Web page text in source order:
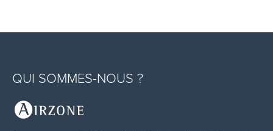
QUI SOMMES-NOUS ?